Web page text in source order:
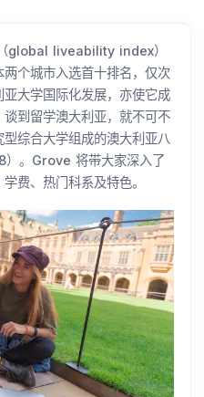
global liveability index）
个城市入选首十排名，仅次
大学国际化发展，亦使它成
到留学澳大利亚，就不可不
综合大学组成的澳大利亚八
。Grove 将带大家深入了
费、热门科系及特色。